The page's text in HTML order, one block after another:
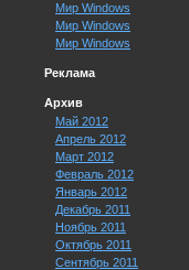
Мир Windows
Мир Windows
Мир Windows
Реклама
Архив
Май 2012
Апрель 2012
Март 2012
Февраль 2012
Январь 2012
Декабрь 2011
Ноябрь 2011
Октябрь 2011
Сентябрь 2011